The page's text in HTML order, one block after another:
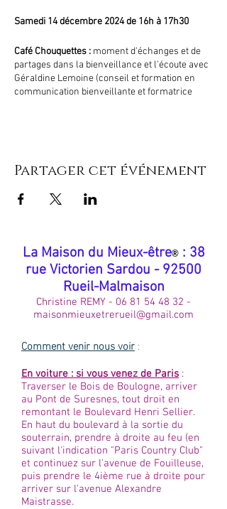
Samedi 14 décembre 2024 de 16h à 17h30
Café Chouquettes : moment d'échanges et de
partages dans la bienveillance et l'écoute avec
Géraldine Lemoine (conseil et formation en
communication bienveillante et formatrice
du stade Maurice Hubert, juste derrière le
théâtre de Suresnes, côté Rueil. Vous pouvez
encore dans le parking du Leroy Merlin/
Partager cet événement
​La Maison du Mieux-être®: 38
rue Victorien Sardou - 92500
Rueil-Malmaison
Christine REMY - 06 81 54 48 32 -
maisonmieuxetrerueil@gmail.com
Comment venir nous voir:
En voiture : si vous venez de Paris :
Traverser le Bois de Boulogne, arriver
au Pont de Suresnes, tout droit en
remontant le Boulevard Henri Sellier.
En haut du boulevard à la sortie du
souterrain, prendre à droite au feu (en
suivant l'indication "Paris Country Club"
et continuez sur l'avenue de Fouilleuse,
puis prendre le 4ième rue à droite pour
arriver sur l'avenue Alexandre
Maistrasse.